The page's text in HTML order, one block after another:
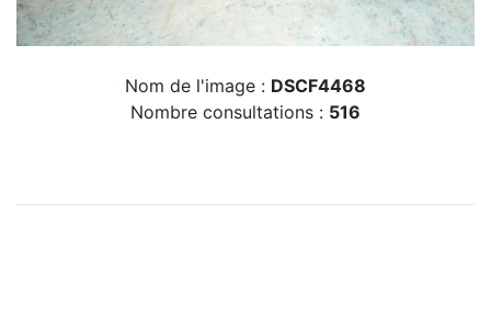
Nom de l'image : DSCF4468
Nombre consultations : 516